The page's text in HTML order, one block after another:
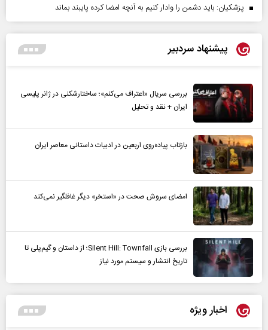
پزشکیان: باید دشمن را وادار کنیم به آنچه امضا کرده پایبند بماند
پیشنهاد سردبیر
بررسی سریال «اعتراف می‌کنم»؛ ساختارشکنی در ژانر پلیسی
ایران + نقد و تحلیل
بازتاب پیاده‌روی اربعین در ادبیات داستانی معاصر ایران
امضای سروش صحت در «استخر» دیگر غافلگیر نمی‌کند
بررسی بازی Silent Hill: Townfall؛ از داستان و گیم‌پلی تا
تاریخ انتشار و سیستم مورد نیاز
اخبار ویژه